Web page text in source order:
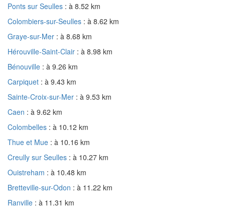
Ponts sur Seulles : à 8.52 km
Colombiers-sur-Seulles : à 8.62 km
Graye-sur-Mer : à 8.68 km
Hérouville-Saint-Clair : à 8.98 km
Bénouville : à 9.26 km
Carpiquet : à 9.43 km
Sainte-Croix-sur-Mer : à 9.53 km
Caen : à 9.62 km
Colombelles : à 10.12 km
Thue et Mue : à 10.16 km
Creully sur Seulles : à 10.27 km
Ouistreham : à 10.48 km
Bretteville-sur-Odon : à 11.22 km
Ranville : à 11.31 km